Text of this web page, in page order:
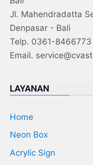
Jl. Mahendradatta
Denpasar - Bali
Telp. 0361-
Email.
LAYANAN
Home
Neon Box
Acrylic Sign